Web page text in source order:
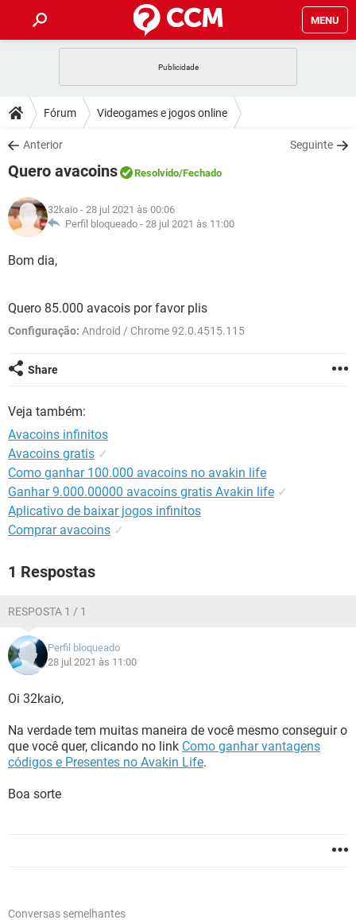
MENU
CELULAR FACEBOOK
OUTLOOK
INSTAGRAM GMAIL
GUIA DE COMPRAS
DICAS
JOGOS WHATSAPP
INSTAGRAM
GUIA DE COMPRAS
DOWNLOADS
JOGOS WHATSAPP
CELULAR
OUTLOOK EXCEL
INSTAGRAM
FÓRUM
JOGOS
CELULAR
OUTLOOK
GLOSSÁRIO
JOGOS
OUTLOOK EXCEL
INSTAGRAM GMAIL
GUIA DE COMPRAS
Fórum Videogames e jogos online
Anterior Seguinte
Quero avacoins Resolvido/Fechado
32kaio - 28 jul 2021 às 00:06
Perfil bloqueado - 28 jul 2021 às 11:00
Bom dia,
Quero 85.000 avacois por favor plis
Configuração: Android / Chrome 92.0.4515.115
Share
Veja também:
Avacoins infinitos
Avacoins gratis ✓
Como ganhar 100.000 avacoins no avakin life
Ganhar 9.000.00000 avacoins gratis Avakin life ✓
Aplicativo de baixar jogos infinitos
Comprar avacoins ✓
1 Respostas
RESPOSTA 1 / 1
Perfil bloqueado
28 jul 2021 às 11:00
Oi 32kaio,
Na verdade tem muitas maneira de você mesmo conseguir o
que você quer, clicando no link Como ganhar vantagens
códigos e Presentes no Avakin Life.
Boa sorte
Conversas semelhantes